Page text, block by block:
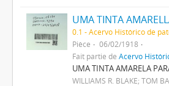
0.1 - Acervo Histórico de
Pièce
06/02/1918
Fait partie de Acervo
UMA TINTA AMARELA
WILLIAMS R. BLAKE; TOM